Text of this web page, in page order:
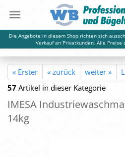
Die Angebote in diesem Shop richten sich
Verkauf an Privatkunden. Alle
« Erster « zurück weiter »
57 Artikel in dieser Kategorie
IMESA
14kg